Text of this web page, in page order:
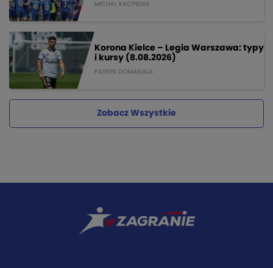
MICHAL KACPRZAK
Korona Kielce – Legia Warszawa: typy
i kursy (8.08.2026)
PATRYK DOMAGALA
Zobacz Wszystkie